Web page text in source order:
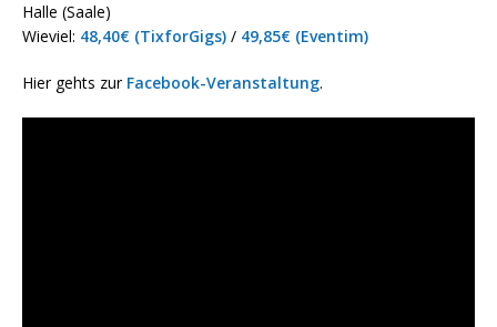
Halle (Saale)
Wieviel: 48,40€ (TixforGigs) / 49,85€ (Eventim)
Hier gehts zur Facebook-Veranstaltung.